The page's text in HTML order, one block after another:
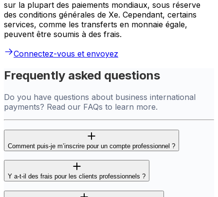
sur la plupart des paiements mondiaux, sous réserve
des conditions générales de Xe. Cependant, certains
services, comme les transferts en monnaie égale,
peuvent être soumis à des frais.
Connectez-vous et envoyez
Frequently asked questions
Do you have questions about business international
payments? Read our FAQs to learn more.
Comment puis-je m’inscrire pour un compte professionnel ?
Y a-t-il des frais pour les clients professionnels ?